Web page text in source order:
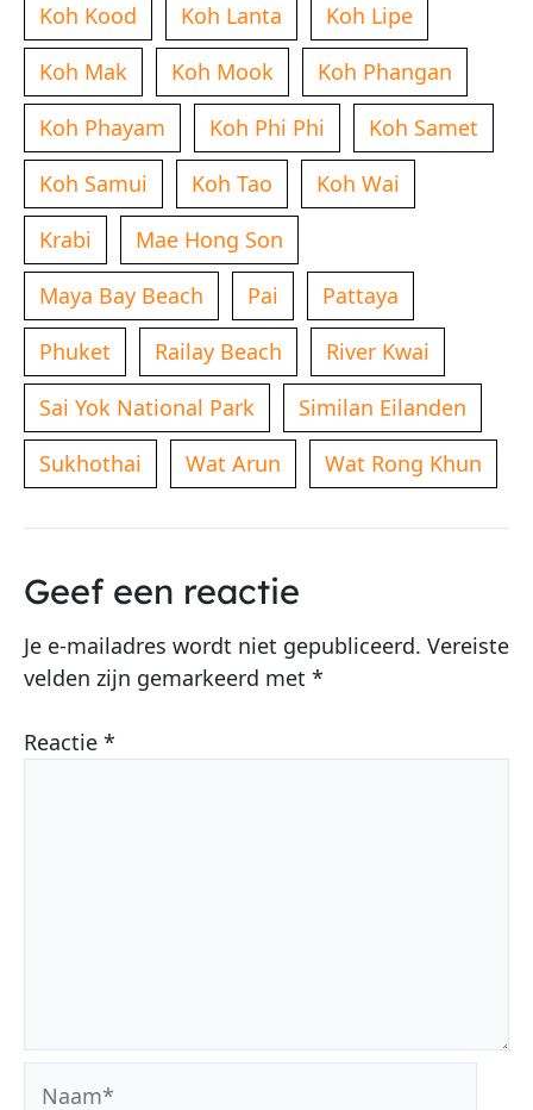
Koh Kood
Koh Lanta
Koh Lipe
Koh Mak
Koh Mook
Koh Phangan
Koh Phayam
Koh Phi Phi
Koh Samet
Koh Samui
Koh Tao
Koh Wai
Krabi
Mae Hong Son
Maya Bay Beach
Pai
Pattaya
Phuket
Railay Beach
River Kwai
Sai Yok National Park
Similan Eilanden
Sukhothai
Wat Arun Wat Rong Khun
Geef een reactie
Je e-mailadres wordt niet gepubliceerd. Vereiste
velden zijn gemarkeerd met *
Reactie *